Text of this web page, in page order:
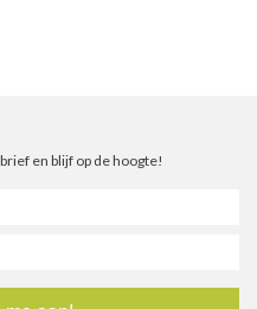
A
B
C
D
E
F
G
H
I
J
K
L
M
N
O
P
R
S
T
U
V
W
Y
Z
en blijf op de hoogte!